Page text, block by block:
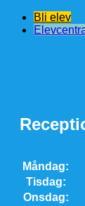
Bli elev
Måndag:
Tisdag:
Onsdag: